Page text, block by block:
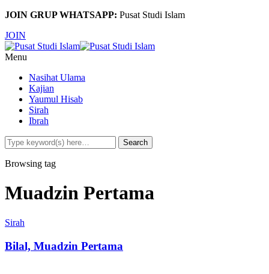
JOIN GRUP WHATSAPP: Pusat Studi Islam
JOIN
Menu
Nasihat Ulama
Kajian
Yaumul Hisab
Sirah
Ibrah
Browsing tag
Muadzin Pertama
Sirah
Bilal, Muadzin Pertama